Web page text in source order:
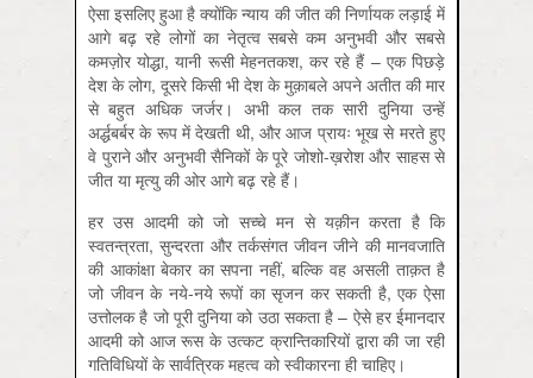
ऐसा इसलिए हुआ है क्योंकि न्याय की जीत की निर्णायक लड़ाई में
आगे बढ़ रहे लोगों का नेतृत्व सबसे कम अनुभवी और सबसे
कमज़ोर योद्धा, यानी रूसी मेहनतकश, कर रहे हैं – एक पिछड़े
देश के लोग, दूसरे किसी भी देश के मुक़ाबले अपने अतीत की मार
से बहुत अधिक जर्जर। अभी कल तक सारी दुनिया उन्हें
अर्द्धबर्बर के रूप में देखती थी, और आज प्रायः भूख से मरते हुए
वे पुराने और अनुभवी सैनिकों के पूरे जोशो-ख़रोश और साहस से
जीत या मृत्यु की ओर आगे बढ़ रहे हैं।
हर उस आदमी को जो सच्चे मन से यक़ीन करता है कि
स्वतन्त्रता, सुन्दरता और तर्कसंगत जीवन जीने की मानवजाति
की आकांक्षा बेकार का सपना नहीं, बल्कि वह असली ताक़त है
जो जीवन के नये-नये रूपों का सृजन कर सकती है, एक ऐसा
उत्तोलक है जो पूरी दुनिया को उठा सकता है – ऐसे हर ईमानदार
आदमी को आज रूस के उत्कट क्रान्तिकारियों द्वारा की जा रही
गतिविधियों के सार्वत्रिक महत्व को स्वीकारना ही चाहिए।